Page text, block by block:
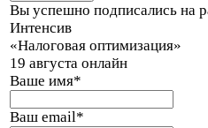
Вы успешно подписались на
Интенсив
«Налоговая оптимизация»
19 августа онлайн
Ваше имя*
Ваш email*